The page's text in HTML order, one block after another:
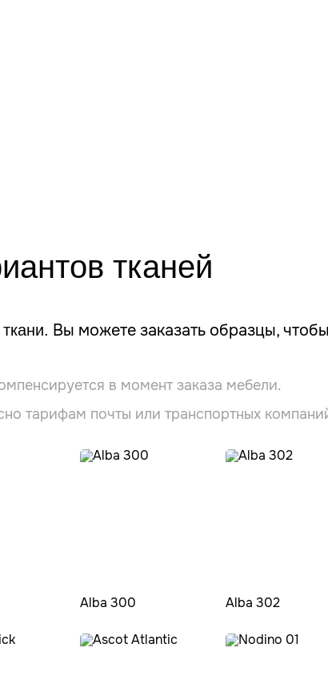
тканей
Вы можете заказать образцы,
в момент заказа мебели.
тарифам почты или транспортных
Alba 300 Alba 302